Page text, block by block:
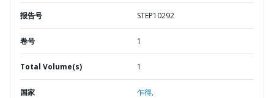
报告号 STEP10292
卷号 1
Total Volume(s) 1
国家 乍得,